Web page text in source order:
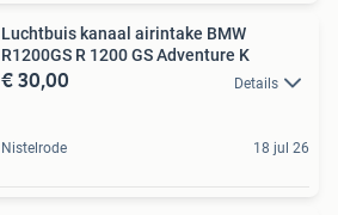
Luchtbuis kanaal airintake BMW
R1200GS R 1200 GS Adventure K
€ 30,00 Details
Nistelrode 18 jul 26